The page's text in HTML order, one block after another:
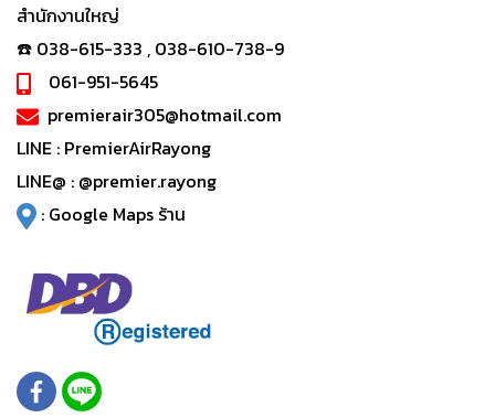
สำนักงานใหญ่
☎️ 038-615-333 , 038-610-738-9
061-951-5645
premierair305@hotmail.com
LINE : PremierAirRayong
LINE@ : @premier.rayong
: Google Maps ร้าน